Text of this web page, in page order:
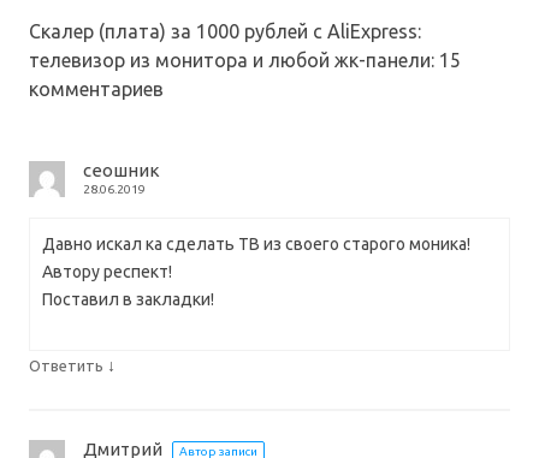
Скалер (плата) за 1000 рублей с AliExpress:
телевизор из монитора и любой жк-панели: 15
комментариев
сеошник
28.06.2019
Давно искал ка сделать ТВ из своего старого моника!
Автору респект!
Поставил в закладки!
Ответить ↓
Дмитрий Автор записи